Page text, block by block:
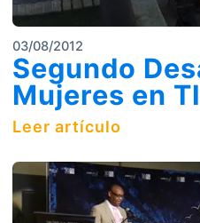
03/08/2012
Segundo
Mujeres en
Leer artículo